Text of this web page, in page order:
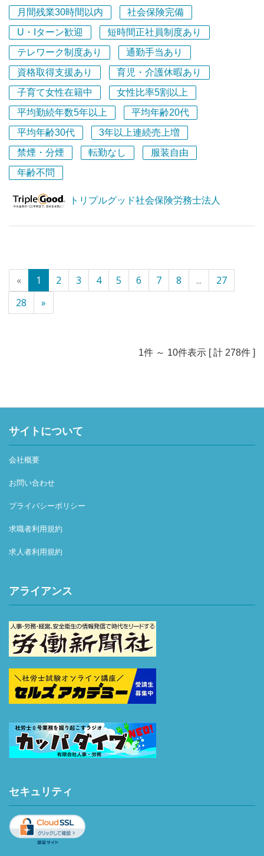
トリプルグッドグループは、2000社以上の顧客がおり、
税理士法人・社会保険労務士法人・行政書士法人・司法書
士事務所・法律事務所などが連携して業務を行う「ワンス
トップ」サービスを提供する、関西屈指の総合事務所で
す。
多種多様の業種の様々な案件と関わることができるため、
社労士として幅広い実績を積むことができます。
また、人事制度の作成や働き方についての提案など、人事
や労務関係に関わるコンサルティング業務に挑戦していく
ことも可能です。
顧客目線に立った仕事をしたい方に、ぜひ、ご応募いただ
きたいと思います。
スト100」に選出され、小規模部門にて第19位を獲得して
います。
これまで13年以上連続で「働きがいのある会社」としての
月間残業30時間以内
社会保険完備
U・Iターン歓迎
短時間正社員制度あり
テレワーク制度あり
通勤手当あり
資格取得支援あり
育児・介護休暇あり
子育て女性在籍中
女性比率5割以上
平均勤続年数5年以上
平均年齢20代
平均年齢30代
3年以上連続売上増
禁煙・分煙
転勤なし
服装自由
年齢不問
トリプルグッド社会保険労務士法人
« 1 2 3 4 5 6 7 8 ...
27
28
»
1件 ～ 10件表示 [ 計 278件 ]
サイトについて
会社概要
お問い合わせ
プライバシーポリシー
求職者利用規約
求人者利用規約
アライアンス
セキュリティ